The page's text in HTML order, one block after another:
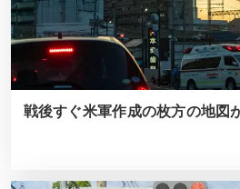
戦後すぐ米軍作成の枚方の地図